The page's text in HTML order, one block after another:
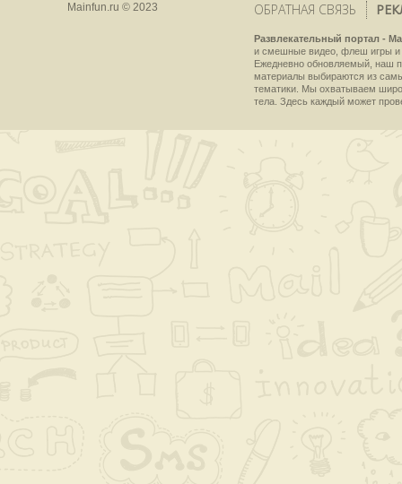
Mainfun.ru © 2023 ОБРАТНАЯ СВЯЗЬ
Развлекательный портал -
и смешные видео, флеш игры и
Ежедневно обновляемый, наш
материалы выбираются из
тематики. Мы охватываем
тела. Здесь каждый может